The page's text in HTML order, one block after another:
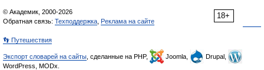
18+
© Академик, 2000-2026
Обратная связь: Техподдержка Реклама на сайте
👣 Путешествия
Экспорт словарей на сайты , сделанные на PHP, Joomla,
Drupal,
WordPress, MODx.